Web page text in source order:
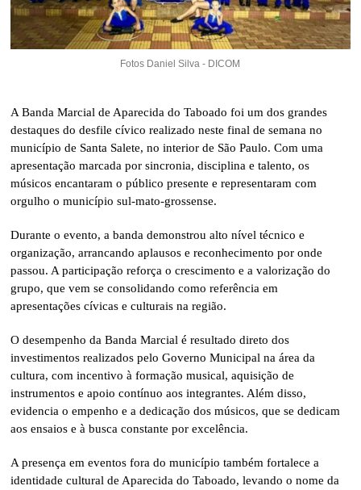
Fotos Daniel Silva - DICOM
A Banda Marcial de Aparecida do Taboado foi um dos grandes
destaques do desfile cívico realizado neste final de semana no
município de Santa Salete, no interior de São Paulo. Com uma
apresentação marcada por sincronia, disciplina e talento, os
músicos encantaram o público presente e representaram com
orgulho o município sul-mato-grossense.
Durante o evento, a banda demonstrou alto nível técnico e
organização, arrancando aplausos e reconhecimento por onde
passou. A participação reforça o crescimento e a valorização do
grupo, que vem se consolidando como referência em
apresentações cívicas e culturais na região.
O desempenho da Banda Marcial é resultado direto dos
investimentos realizados pelo Governo Municipal na área da
cultura, com incentivo à formação musical, aquisição de
instrumentos e apoio contínuo aos integrantes. Além disso,
evidencia o empenho e a dedicação dos músicos, que se dedicam
aos ensaios e à busca constante por excelência.
A presença em eventos fora do município também fortalece a
identidade cultural de Aparecida do Taboado, levando o nome da